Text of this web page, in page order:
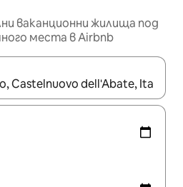
ваканционни жилища под
места в Airbnb
покажат, използвайте